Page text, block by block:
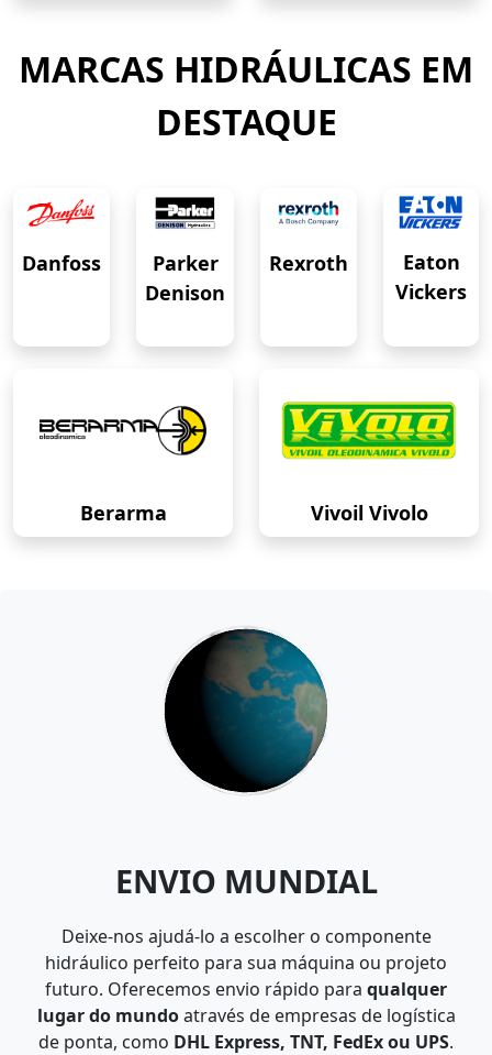
MARCAS HIDRÁULICAS EM
DESTAQUE
Danfoss
Parker
Denison
Rexroth
Eaton
Vickers
Berarma Vivoil Vivolo
ENVIO MUNDIAL
Deixe-nos ajudá-lo a escolher o componente
hidráulico perfeito para sua máquina ou projeto
futuro. Oferecemos envio rápido para qualquer
lugar do mundoatravés de empresas de logística
de ponta, como DHL Express, TNT, FedEx ou UPS.